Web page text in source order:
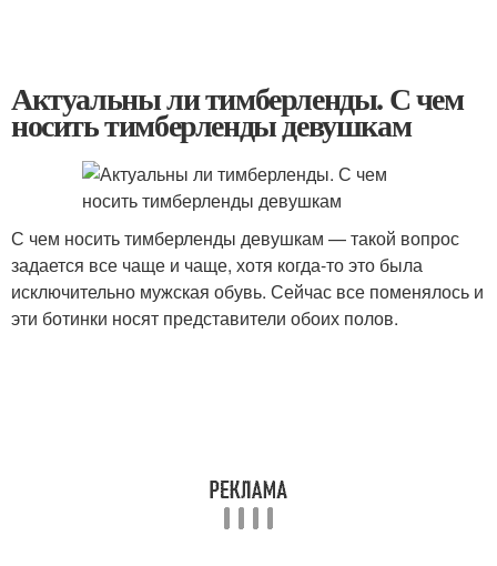
Актуальны ли тимберленды. С чем
носить тимберленды девушкам
С чем носить тимберленды девушкам — такой вопрос
задается все чаще и чаще, хотя когда-то это была
исключительно мужская обувь. Сейчас все поменялось и
эти ботинки носят представители обоих полов.